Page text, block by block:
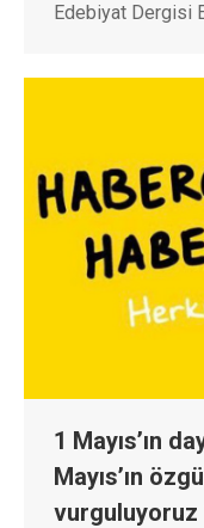
Edebiyat Dergisi
1 Mayıs’ın
Mayıs’ın
vurguluyoruz